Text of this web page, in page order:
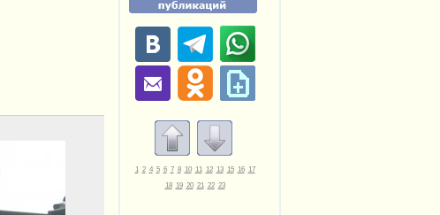
1 2 4 5 6 7 8 10 11 12 13 15 16 17
18 19 20 21 22 23